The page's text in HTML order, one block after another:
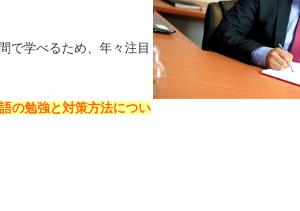
で学べるため、年々注目
の勉強と対策方法につい